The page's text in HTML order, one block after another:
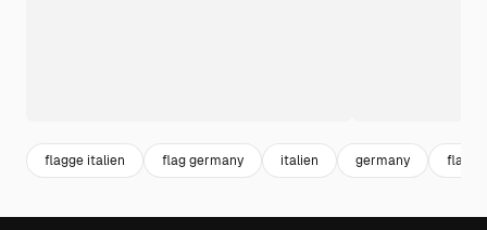
flagge italien flag germany italien germany flagge